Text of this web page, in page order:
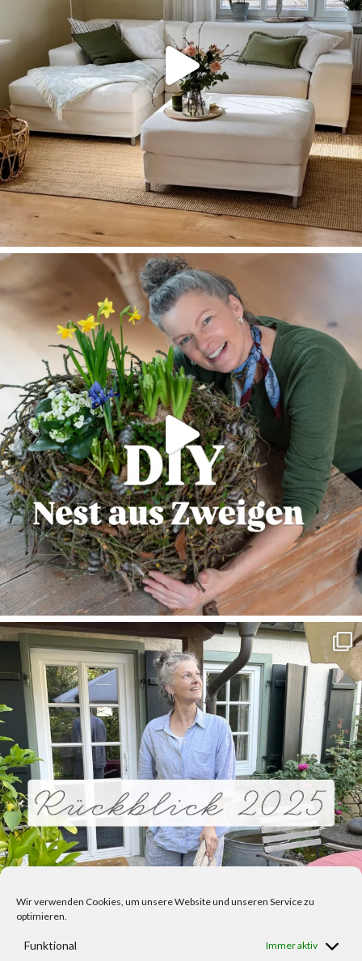
Wir verwenden Cookies, um unsere Website und unseren Service zu
optimieren.
Funktional Immer aktiv